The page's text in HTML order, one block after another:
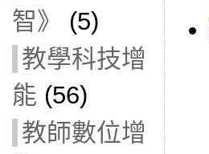
智》
(5)
教學科技增
能 (56)
教師數位增